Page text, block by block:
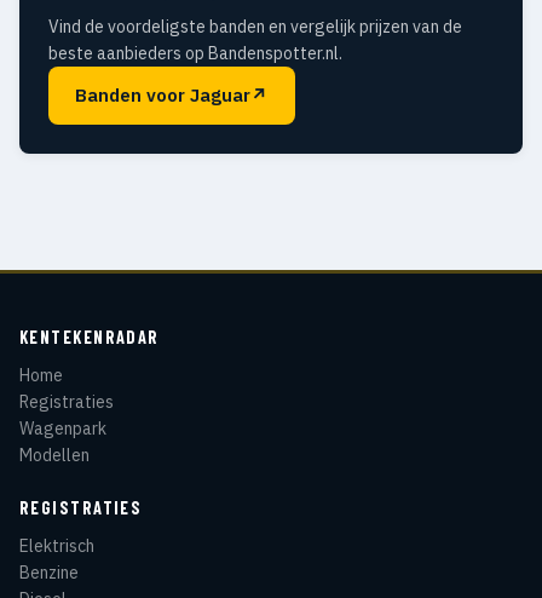
Vind de voordeligste banden en vergelijk prijzen van de
beste aanbieders op Bandenspotter.nl.
Banden voor Jaguar↗
KENTEKENRADAR
Home
Registraties
Wagenpark
Modellen
REGISTRATIES
Elektrisch
Benzine